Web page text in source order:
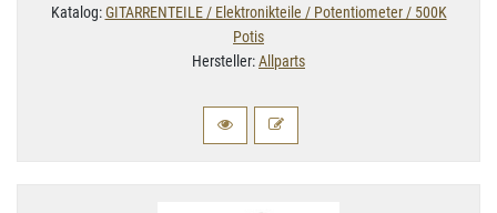
Katalog:GITARRENTEILE / Elektronikteile / Potentiometer / 500K
Potis
Hersteller:Allparts